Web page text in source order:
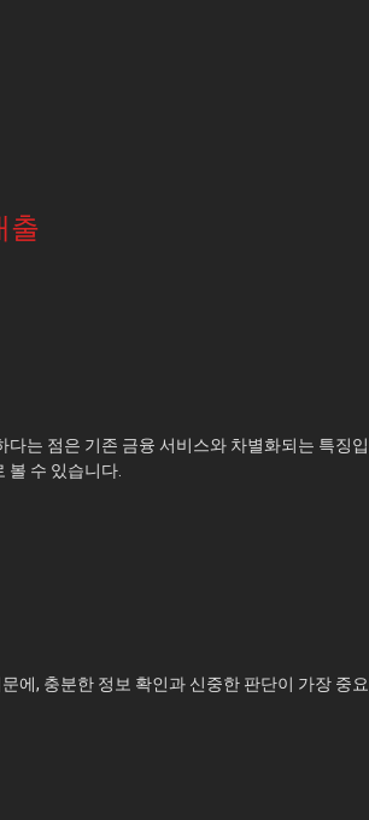
출
는 점은 기존 금융 서비스와 차별화되는 특징입
볼 수 있습니다.
, 충분한 정보 확인과 신중한 판단이 가장 중